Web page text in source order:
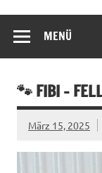
MENÜ
🐾 FIBI –
März 15, 2025